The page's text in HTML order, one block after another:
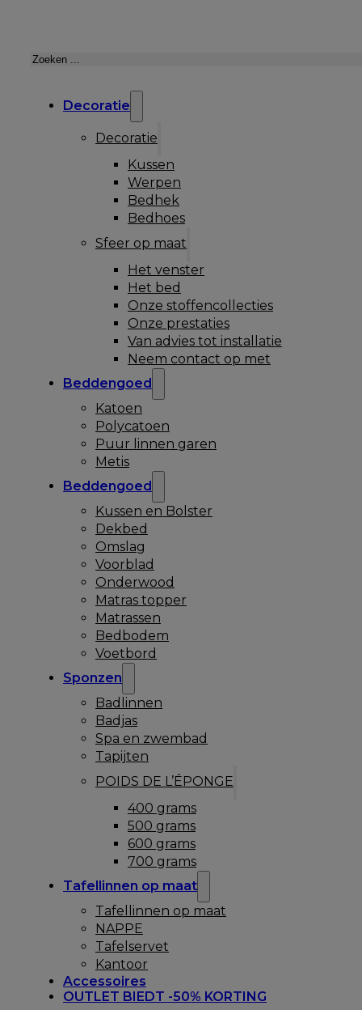
Zoeken
Decoratie
Decoratie
Kussen
Werpen
Bedhek
Bedhoes
Sfeer op maat
Het venster
Het bed
Onze stoffencollecties
Onze prestaties
Van advies tot installatie
Neem contact op met
Beddengoed
Katoen
Polycatoen
Puur linnen garen
Metis
Beddengoed
Kussen en Bolster
Dekbed
Omslag
Voorblad
Onderwood
Matras topper
Matrassen
Bedbodem
Voetbord
Sponzen
Badlinnen
Badjas
Spa en zwembad
Tapijten
POIDS DE L’ÉPONGE
400 grams
500 grams
600 grams
700 grams
Tafellinnen op maat
Tafellinnen op maat
NAPPE
Tafelservet
Kantoor
Accessoires
OUTLET BIEDT -50% KORTING